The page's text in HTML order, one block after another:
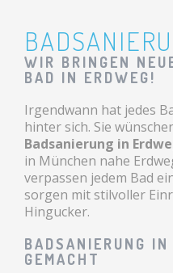
WIR BRINGEN
BAD IN ERDWEG!
Irgendwann hat jedes
hinter sich. Sie
Badsanierung in
in München nahe
verpassen jedem Bad
sorgen mit stilvoller
Hingucker.
BADSANIERUNG
GEMACHT